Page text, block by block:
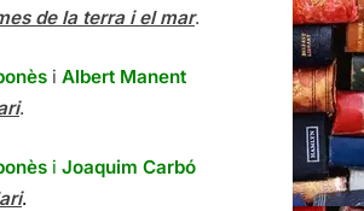
de la terra i el mar.
i Albert Manent
.
i Joaquim Carbó
.